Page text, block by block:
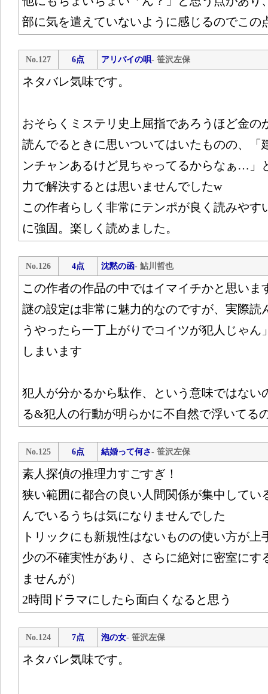
部に気を遣えていないように感じるのでこの
No.127 6点 アリバイの唄- 笹沢左保
ネタバレ気味です。
おそらくミステリ史上屈指であろうほど金の
読んでるときに思いついてはいたものの、「
ンチャンあるけど見ちゃってるからなぁ…」
力で解決するとは思いませんでしたw
この作者らしく非常にテンポが良く読みやす
に強固。楽しく読めました。
No.126 4点 沈黙の函- 鮎川哲也
この作者の作品の中ではイマイチかと思いま
謎の設定は非常に魅力的なのですが、実際読
うやったら一丁上がりでコイツが犯人じゃん
しまいます
犯人が分かるから駄作、という意味ではない
る&犯人の行動が明らかに不自然で浮いてる
No.125 6点 結婚って何さ- 笹沢左保
素人探偵の推理力すごすぎ！
狭い範囲に都合の良い人間関係が集中してい
んでいるうちは気になりませんでした
トリックにも新規性はないものの使い方が
少の不確実性があり、さらに絶対に密室にす
ませんが）
2時間ドラマにしたら面白くなると思う
No.124 7点 泡の女- 笹沢左保
ネタバレ気味です。